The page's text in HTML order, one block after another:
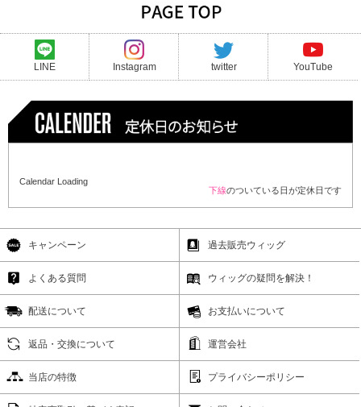
LINE Instagram twitter YouTube
Calendar Loading
下線のついている日が定休日です
キャンペーン 過去販売ウィッグ
よくある質問 ウィッグの疑問を解決！
配送について お支払いについて
返品・交換について 運営会社
当店の特徴 プライバシーポリシー